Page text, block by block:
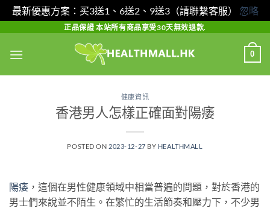
最新優惠方案：买3送1、6送2、9送3（請聯繫客服） 忽略
content
正品保證 本站所有商品享受30天無效退款.
0
健康資訊
香港男人怎樣正確面對陽痿
POSTED ON 2023-12-27 BY HEALTHMALL
陽痿 ，這個在男性健康領域中相當普遍的問題，對於香港的
男士們來說並不陌生。在繁忙的生活節奏和壓力下，不少男